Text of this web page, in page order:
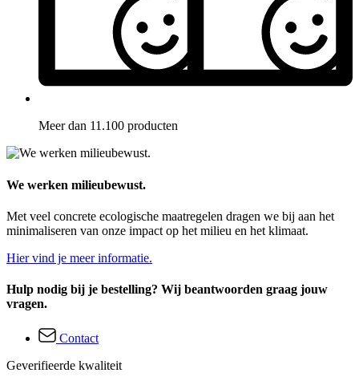
Meer dan 11.100 producten
We werken milieubewust.
Met veel concrete ecologische maatregelen dragen we bij aan het
minimaliseren van onze impact op het milieu en het klimaat.
Hier vind je meer informatie.
Hulp nodig bij je bestelling? Wij beantwoorden graag jouw
vragen.
Contact
Geverifieerde kwaliteit